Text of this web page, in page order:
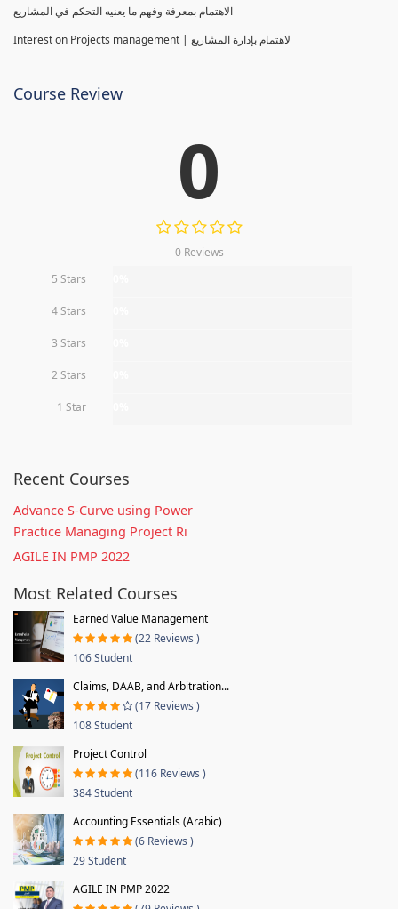
الاهتمام بمعرفة وفهم ما يعنيه التحكم في المشاريع
Interest on Projects management | لاهتمام بإدارة المشاريع
Course Review
0
0 Reviews
5 Stars
4 Stars
3 Stars
2 Stars
1 Star
Recent Courses
Advance S-Curve using Power
Practice Managing Project Ri
AGILE IN PMP 2022
Most Related Courses
Earned Value Management
(22 Reviews )
106 Student
Claims, DAAB, and Arbitration...
(17 Reviews )
108 Student
Project Control
(116 Reviews )
384 Student
Accounting Essentials (Arabic)
(6 Reviews )
29 Student
AGILE IN PMP 2022